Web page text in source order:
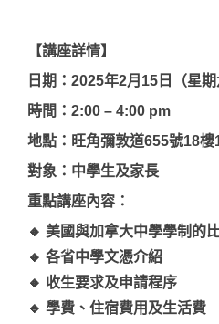
【講座詳情】
日期：2025年2月15日（星期
時間：2:00 – 4:00 pm
地點：旺角彌敦道655號18樓
對象：中學生及家長
重點講座內容：
🔸 美國與加拿大中學學制的
🔸 各省中學文憑介紹
🔸 收生要求及申請程序
🔹 學費、住宿費用及生活費